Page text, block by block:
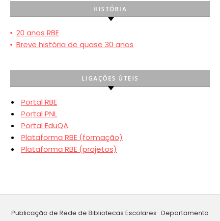
HISTÓRIA
• 20 anos RBE
• Breve história de quase 30 anos
LIGAÇÕES ÚTEIS
Portal RBE
Portal PNL
Portal EduQA
Plataforma RBE (formação)
Plataforma RBE (projetos)
Publicação de Rede de Bibliotecas Escolares · Departamento